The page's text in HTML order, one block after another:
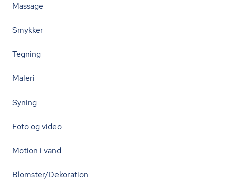
Massage
Smykker
Tegning
Maleri
Syning
Foto og video
Motion i vand
Blomster/Dekoration